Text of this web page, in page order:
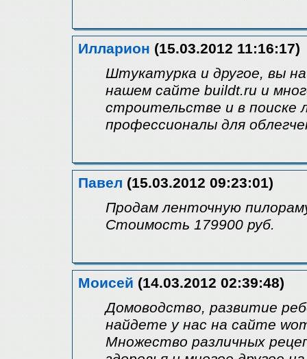
Илларион (15.03.2012 11:16:17)
Штукатурка и другое, вы
нашем сайте buildt.ru и
строительстве и в
профессионалы для
Павел (15.03.2012 09:23:01)
Продам ленточную
Стоимость 179900 руб.
Моисей (14.03.2012 02:39:48)
Домоводство, развитие
найдете у нас на сайте
Множество различных